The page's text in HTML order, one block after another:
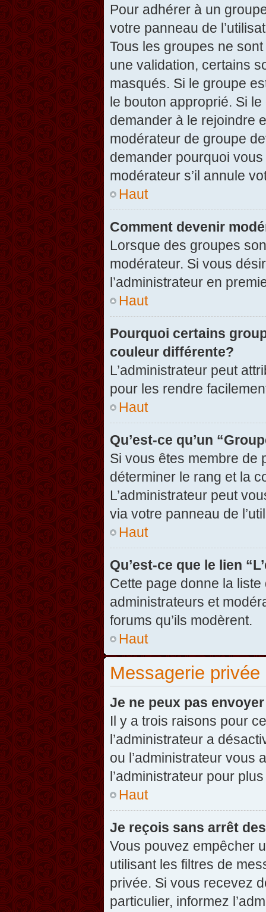
Pour adhérer à un
votre panneau de
Tous les groupes ne
une validation, certains
masqués. Si le groupe
le bouton approprié. Si
demander à le rejoindre
modérateur de groupe
demander pourquoi
modérateur s’il annule
Haut
Comment devenir
Lorsque des groupes
modérateur. Si vous
l’administrateur en
Haut
Pourquoi certains
couleur différente?
L’administrateur peut
pour les rendre
Haut
Qu’est-ce qu’un
Si vous êtes membre de
déterminer le rang et la
L’administrateur peut
via votre panneau de
Haut
Qu’est-ce que le lien
Cette page donne la
administrateurs et
forums qu’ils modèrent.
Haut
Messagerie privée
Je ne peux pas
Il y a trois raisons pour
l’administrateur a
ou l’administrateur vous
l’administrateur pour
Haut
Je reçois sans arrêt
Vous pouvez empêcher
utilisant les filtres de
privée. Si vous recevez
particulier, informez